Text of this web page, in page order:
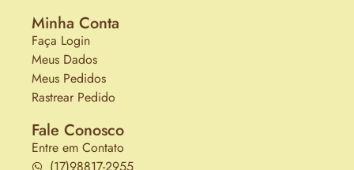
Minha Conta
Faça Login
Meus Dados
Meus Pedidos
Rastrear Pedido
Fale Conosco
Entre em Contato
(17)98817-2955